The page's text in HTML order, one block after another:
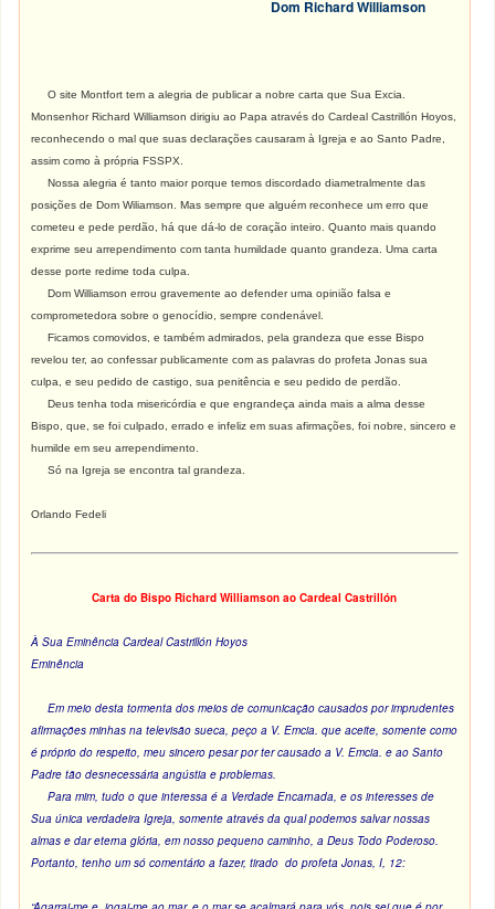
Dom Richard Williamson
O site Montfort tem a alegria de publicar a nobre carta que Sua Excia.
Monsenhor Richard Williamson dirigiu ao Papa através do Cardeal Castrillón Hoyos,
reconhecendo o mal que suas declarações causaram à Igreja e ao Santo Padre,
assim como à própria FSSPX.
Nossa alegria é tanto maior porque temos discordado diametralmente das
posições de Dom Wiliamson. Mas sempre que alguém reconhece um erro que
cometeu e pede perdão, há que dá-lo de coração inteiro. Quanto mais quando
exprime seu arrependimento com tanta humildade quanto grandeza. Uma carta
desse porte redime toda culpa.
Dom Williamson errou gravemente ao defender uma opinião falsa e
comprometedora sobre o genocídio, sempre condenável.
Ficamos comovidos, e também admirados, pela grandeza que esse Bispo
revelou ter, ao confessar publicamente com as palavras do profeta Jonas sua
culpa, e seu pedido de castigo, sua penitência e seu pedido de perdão.
Deus tenha toda misericórdia e que engrandeça ainda mais a alma desse
Bispo, que, se foi culpado, errado e infeliz em suas afirmações, foi nobre, sincero e
humilde em seu arrependimento.
Só na Igreja se encontra tal grandeza.
Orlando Fedeli
Carta do Bispo Richard Williamson ao CardealCastrillón
À Sua Eminência Cardeal Castrillón Hoyos
Eminência
Em meio desta tormenta dos meios de comunicação causados por imprudentes
afirmações minhas na televisão sueca, peço a V. Emcia. que aceite, somente como
é próprio do respeito, meu sincero pesar por ter causado a V. Emcia. e ao Santo
Padre tão desnecessária angústia e problemas.
Para mim, tudo o que interessa é a Verdade Encarnada, e os interesses de
Sua única verdadeira Igreja, somente através da qual podemos salvar nossas
almas e dar eterna glória, em nosso pequeno caminho, a Deus Todo Poderoso.
Portanto, tenho um só comentário a fazer, tirado do profeta Jonas, I, 12: